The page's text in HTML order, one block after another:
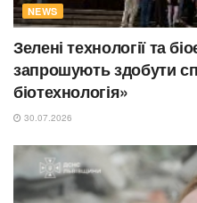
NEWS
Зелені технології та
запрошують здобути
біотехнологія»
30.07.2026